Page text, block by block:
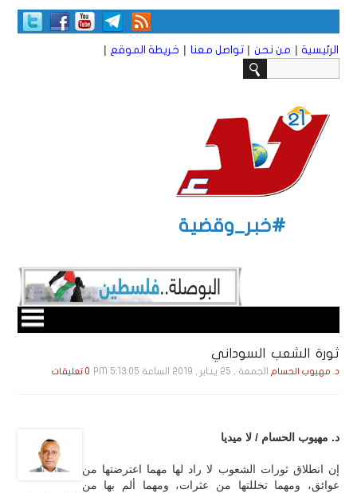
الرئيسية | من نحن | تواصل معنا | خريطة الموقع |
#خبر_وقضية
ثورة الشعب السوداني
د. مهيوب الحسام الجمعة , 25 يـنـاير , 2019 الساعة 5:13:05 PM 0 تعليقات
د. مهيوب الحسام / لا ميديا
إن انطلاق ثورات الشعوب لا راد لها مهما اعترضتها من
عوائق، ومهما تخللتها من عثرات، ومهما ألم بها من